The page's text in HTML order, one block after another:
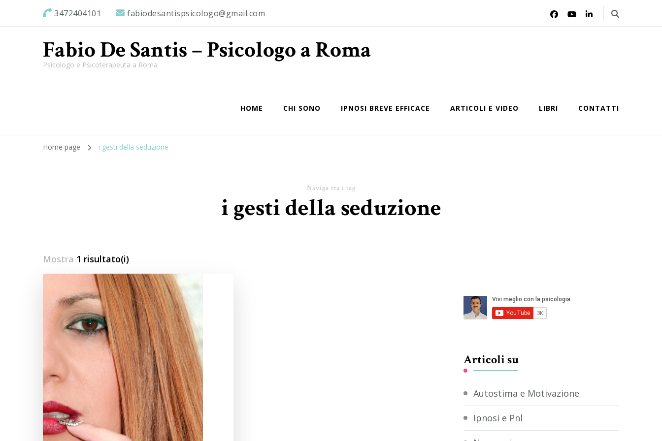
3472404101 fabiodesantispsicologo@gmail.com
Fabio De Santis – Psicologo a Roma
Psicologo e Psicoterapeuta a Roma
HOME CHI SONO IPNOSI BREVE EFFICACE ARTICOLI E VIDEO LIBRI CONTATTI
Home page i gesti della seduzione
Naviga tra i tag
i gesti della seduzione
Mostra 1 risultato(i)
Articoli su
Autostima e Motivazione
Ipnosi e Pnl